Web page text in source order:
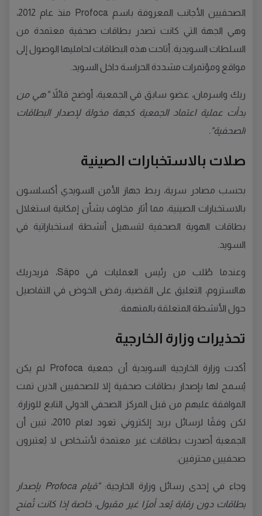
الصحفيين الأجانب المعروفة باسم Profoca منذ عام 2012،
وهي الجهة التي كانت تصدر بطاقات صحفية معتمدة من
السلطات السويدية. أتاحت هذه البطاقات لحامليها الوصول إلى
مواقع ومؤتمرات مشددة الحراسة داخل السويد.
ريك واسرمان، عضو سابق في الجمعية، أوضح قائلاً"هي من
بدأت عملية اعتماد الجمعية كجهة مخولة لإصدار البطاقات
الصحفية".
صلات بالاستخبارات الصينية
بحسب مصادر سرية، ربط جهاز الأمن السويدي أكسلسون
بالاستخبارات الصينية، مما أثار مخاوف بشأن إمكانية استغلال
بطاقات الهوية الصحفية لتسهيل أنشطة استخباراتية في
السويد.
وعندما طُلب من رئيس العمليات في Säpo، فريدريك
هالستروم، التعليق على القضية، رفض الخوض في التفاصيل
حول الأنشطة المتعلقة بالمتهمة.
تحذيرات وزارة الخارجية
أكدت وزارة الخارجية السويدية أن جمعية Profoca لم يكن
يُسمح لها بإصدار بطاقات صحفية إلا للصحفيين الذين تمت
الموافقة عليهم من قبل المركز الصحفي الدولي التابع للوزارة.
لكن وفقًا لرسائل بريد إلكتروني تعود لعام 2010، تبين أن
الجمعية أصدرت بطاقات غير معتمدة لأشخاص لا يُعتبرون
صحفيين محترفين.
وجاء في إحدى رسائل وزارة الخارجية:
"قيام Profoca بإصدار
بطاقات دون رقابة يُعد أمرًا غير مقبول، خاصة إذا كانت تُمنح